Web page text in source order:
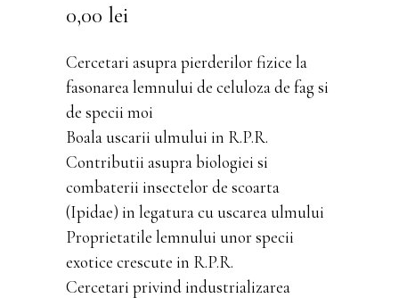
0,00 lei
Cercetari asupra pierderilor fizice la
fasonarea lemnului de celuloza de fag si
de specii moi
Boala uscarii ulmului in R.P.R.
Contributii asupra biologiei si
combaterii insectelor de scoarta
(Ipidae) in legatura cu uscarea ulmului
Proprietatile lemnului unor specii
exotice crescute in R.P.R.
Cercetari privind industrializarea